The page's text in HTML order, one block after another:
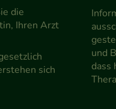
die
Ihren Arzt
sich
und
dass